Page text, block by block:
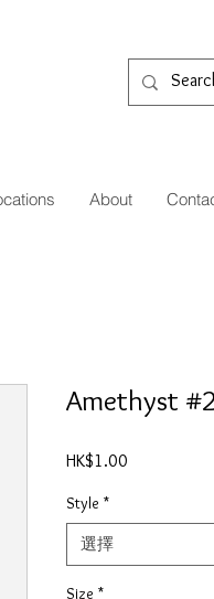
About
Amethyst
HK$1.00
Style *
選擇
Size *